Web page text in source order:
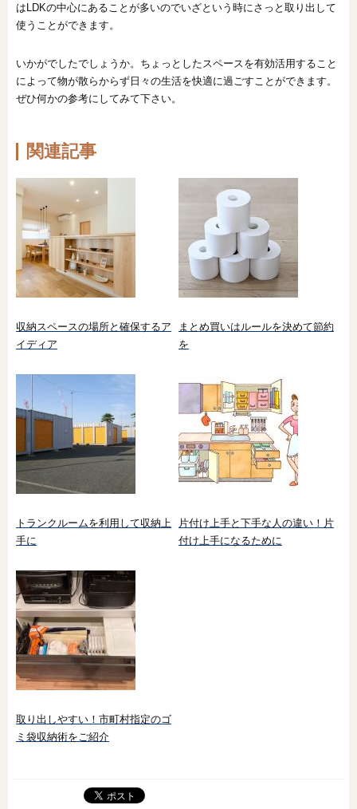
はLDKの中心にあることが多いのでいざという時にさっと取り出して
使うことができます。
いかがでしたでしょうか。ちょっとしたスペースを有効活用すること
によって物が散らからず日々の生活を快適に過ごすことができます。
ぜひ何かの参考にしてみて下さい。
関連記事
収納スペースの場所と確保するア
イディア
まとめ買いはルールを決めて節約
を
トランクルームを利用して収納上
手に
片付け上手と下手な人の違い！片
付け上手になるために
取り出しやすい！市町村指定のゴ
ミ袋収納術をご紹介